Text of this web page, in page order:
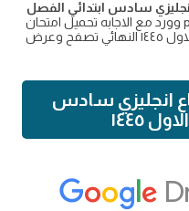
سادس ابتدائي الفصل
1445 pdf we can 3 وورد مع الاجابه تحميل امتحان
استماع الانجليزي سادس ابتدائي الترم الاول ١٤٤٥ النهائي تصفح وعرض
انجليزي سادس
١٤٤٥